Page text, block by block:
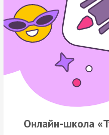
Онлайн-школа